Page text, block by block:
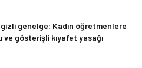
genelge: Kadın öğretmenlere
ve gösterişli kıyafet yasağı